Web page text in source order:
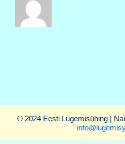
© 2024 Eesti Lugemisühing |